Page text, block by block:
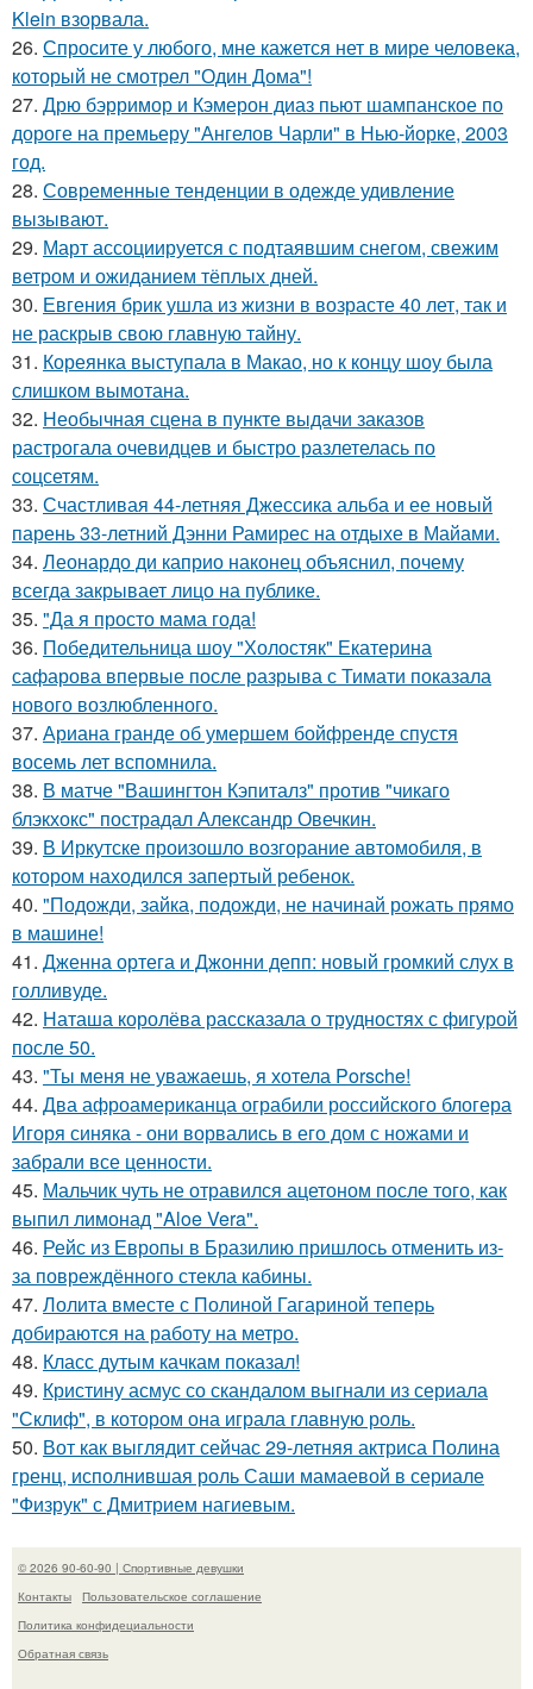
Klein взорвала.
26. Спросите у любого, мне кажется нет в мире человека,
который не смотрел "Один Дома"!
27. Дрю бэрримор и Кэмерон диаз пьют шампанское по
дороге на премьеру "Ангелов Чарли" в Нью-йорке, 2003
год.
28. Современные тенденции в одежде удивление
вызывают.
29. Март ассоциируется с подтаявшим снегом, свежим
ветром и ожиданием тёплых дней.
30. Евгения брик ушла из жизни в возрасте 40 лет, так и
не раскрыв свою главную тайну.
31. Кореянка выступала в Макао, но к концу шоу была
слишком вымотана.
32. Необычная сцена в пункте выдачи заказов
растрогала очевидцев и быстро разлетелась по
соцсетям.
33. Счастливая 44-летняя Джессика альба и ее новый
парень 33-летний Дэнни Рамирес на отдыхе в Майами.
34. Леонардо ди каприо наконец объяснил, почему
всегда закрывает лицо на публике.
35. "Да я просто мама года!
36. Победительница шоу "Холостяк" Екатерина
сафарова впервые после разрыва с Тимати показала
нового возлюбленного.
37. Ариана гранде об умершем бойфренде спустя
восемь лет вспомнила.
38. В матче "Вашингтон Кэпиталз" против "чикаго
блэкхокс" пострадал Александр Овечкин.
39. В Иркутске произошло возгорание автомобиля, в
котором находился запертый ребенок.
40. "Подожди, зайка, подожди, не начинай рожать прямо
в машине!
41. Дженна ортега и Джонни депп: новый громкий слух в
голливуде.
42. Наташа королёва рассказала о трудностях с фигурой
после 50.
43. "Ты меня не уважаешь, я хотела Porsche!
44. Два афроамериканца ограбили российского блогера
Игоря синяка - они ворвались в его дом с ножами и
забрали все ценности.
45. Мальчик чуть не отравился ацетоном после того, как
выпил лимонад "Aloe Vera".
46. Рейс из Европы в Бразилию пришлось отменить из-
за повреждённого стекла кабины.
47. Лолита вместе с Полиной Гагариной теперь
добираются на работу на метро.
48. Класс дутым качкам показал!
49. Кристину асмус со скандалом выгнали из сериала
"Склиф", в котором она играла главную роль.
50. Вот как выглядит сейчас 29-летняя актриса Полина
гренц, исполнившая роль Саши мамаевой в сериале
"Физрук" с Дмитрием нагиевым.
© 2026 90-60-90 | Спортивные девушки
Контакты
Пользовательское соглашение
Политика конфидециальности
Обратная связь